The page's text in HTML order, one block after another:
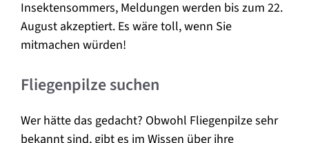
Insektensommers, Meldungen werden bis zum 22.
August akzeptiert. Es wäre toll, wenn Sie
mitmachen würden!
Fliegenpilze suchen
Wer hätte das gedacht? Obwohl Fliegenpilze sehr
bekannt sind, gibt es im Wissen über ihre